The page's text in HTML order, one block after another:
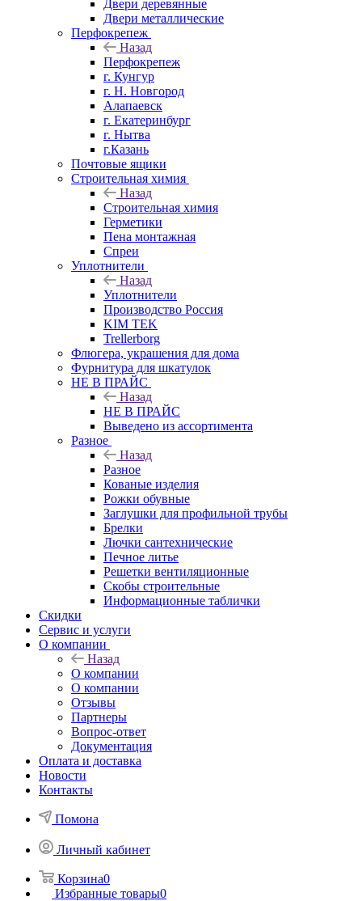
Двери деревянные
Двери металлические
Перфокрепеж
Назад
Перфокрепеж
г. Кунгур
г. Н. Новгород
Алапаевск
г. Екатеринбург
г. Нытва
г.Казань
Почтовые ящики
Строительная химия
Назад
Строительная химия
Герметики
Пена монтажная
Спреи
Уплотнители
Назад
Уплотнители
Производство Россия
KIM TEK
Trellerborg
Флюгера, украшения для дома
Фурнитура для шкатулок
НЕ В ПРАЙС
Назад
НЕ В ПРАЙС
Выведено из ассортимента
Разное
Назад
Разное
Кованые изделия
Рожки обувные
Заглушки для профильной трубы
Брелки
Лючки сантехнические
Печное литье
Решетки вентиляционные
Скобы строительные
Информационные таблички
Скидки
Сервис и услуги
О компании
Назад
О компании
О компании
Отзывы
Партнеры
Вопрос-ответ
Документация
Оплата и доставка
Новости
Контакты
Помона
Личный кабинет
Корзина0
Избранные товары0